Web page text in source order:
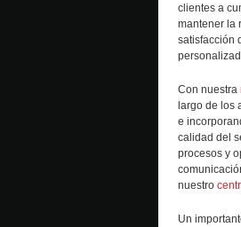
clientes a
mantener la
satisfacción
Con nuestra
largo de los
e
calidad del
procesos y
nuestro
Un